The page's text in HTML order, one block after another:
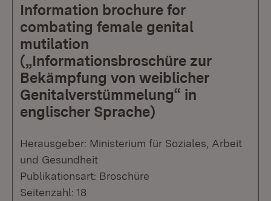
Information brochure for
combating female genital
mutilation
(„Informationsbroschüre zur
Bekämpfung von weiblicher
Genitalverstümmelung“ in
englischer Sprache)
Herausgeber: Ministerium für Soziales, Arbeit
und Gesundheit
Publikationsart: Broschüre
Seitenzahl: 18